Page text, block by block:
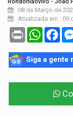
Rondoniaovivo - João
08 de Março de
Atualizada em : 09
Print
Siga a gente